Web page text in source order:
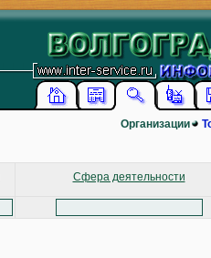
Организации
Сфера деятельности